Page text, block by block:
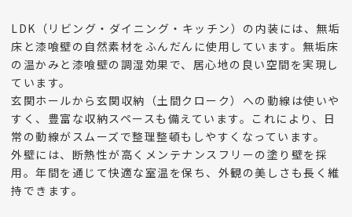
LDK（リビング・ダイニング・キッチン）の内装には、無垢
床と漆喰壁の自然素材をふんだんに使用しています。無垢床
の温かみと漆喰壁の調湿効果で、居心地の良い空間を実現し
ています。
玄関ホールから玄関収納（土間クローク）への動線は使いや
すく、豊富な収納スペースも備えています。これにより、日
常の動線がスムーズで整理整頓もしやすくなっています。
外壁には、断熱性が高くメンテナンスフリーの塗り壁を採
用。年間を通じて快適な室温を保ち、外観の美しさも長く維
持できます。